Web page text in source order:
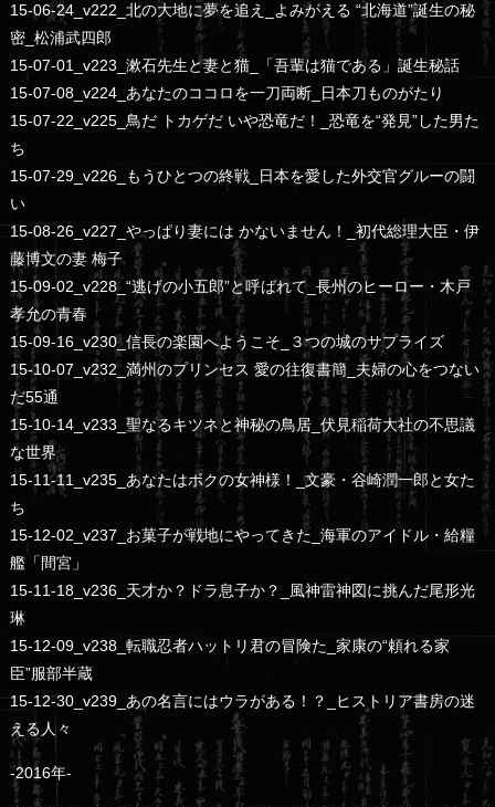
15-06-24_v222_北の大地に夢を追え_よみがえる “北海道”誕生の秘
密_松浦武四郎
15-07-01_v223_漱石先生と妻と猫_「吾輩は猫である」誕生秘話
15-07-08_v224_あなたのココロを一刀両断_日本刀ものがたり
15-07-22_v225_鳥だ トカゲだ いや恐竜だ！_恐竜を“発見”した男た
ち
15-07-29_v226_もうひとつの終戦_日本を愛した外交官グルーの闘
い
15-08-26_v227_やっぱり妻には かないません！_初代総理大臣・伊
藤博文の妻 梅子
15-09-02_v228_“逃げの小五郎”と呼ばれて_長州のヒーロー・木戸
孝允の青春
15-09-16_v230_信長の楽園へようこそ_３つの城のサプライズ
15-10-07_v232_満州のプリンセス 愛の往復書簡_夫婦の心をつない
だ55通
15-10-14_v233_聖なるキツネと神秘の鳥居_伏見稲荷大社の不思議
な世界
15-11-11_v235_あなたはボクの女神様！_文豪・谷崎潤一郎と女た
ち
15-12-02_v237_お菓子が戦地にやってきた_海軍のアイドル・給糧
艦「間宮」
15-11-18_v236_天才か？ドラ息子か？_風神雷神図に挑んだ尾形光
琳
15-12-09_v238_転職忍者ハットリ君の冒険た_家康の“頼れる家
臣”服部半蔵
15-12-30_v239_あの名言にはウラがある！？_ヒストリア書房の迷
える人々
-2016年-